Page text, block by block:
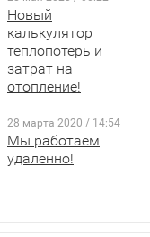
Новый
калькулятор
теплопотерь и
затрат на
отопление!
28 марта 2020 / 14:54
Мы работаем
удаленно!